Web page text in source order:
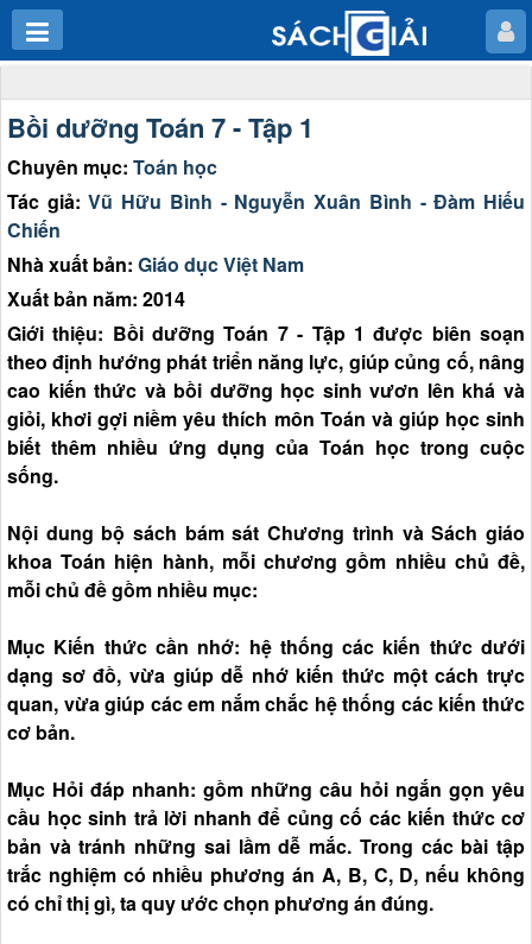
Bồi dưỡng Toán 7 - Tập 1
Chuyên mục: Toán học
Tác giả:Vũ Hữu Bình - Nguyễn Xuân Bình - Đàm Hiếu
Chiến
Nhà xuất bản: Giáo dục Việt Nam
Xuất bản năm: 2014
Giới thiệu: Bồi dưỡng Toán 7 - Tập 1 được biên soạn
theo định hướng phát triển năng lực, giúp củng cố, nâng
cao kiến thức và bồi dưỡng học sinh vươn lên khá và
giỏi, khơi gợi niềm yêu thích môn Toán và giúp học sinh
biết thêm nhiều ứng dụng của Toán học trong cuộc
sống.
Nội dung bộ sách bám sát Chương trình và Sách giáo
khoa Toán hiện hành, mỗi chương gồm nhiều chủ đề,
mỗi chủ đề gồm nhiều mục:
Mục Kiến thức cần nhớ: hệ thống các kiến thức dưới
dạng sơ đồ, vừa giúp dễ nhớ kiến thức một cách trực
quan, vừa giúp các em nắm chắc hệ thống các kiến thức
cơ bản.
Mục Hỏi đáp nhanh: gồm những câu hỏi ngắn gọn yêu
cầu học sinh trả lời nhanh để củng cố các kiến thức cơ
bản và tránh những sai lầm dễ mắc. Trong các bài tập
trắc nghiệm có nhiều phương án A, B, C, D, nếu không
có chỉ thị gì, ta quy ước chọn phương án đúng.